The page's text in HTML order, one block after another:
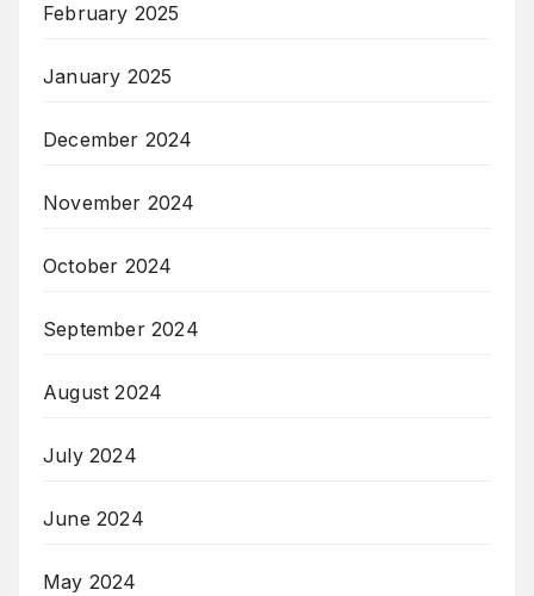
February 2025
January 2025
December 2024
November 2024
October 2024
September 2024
August 2024
July 2024
June 2024
May 2024